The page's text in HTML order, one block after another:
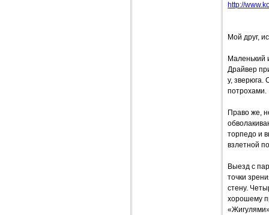
http://
Мой друг,
Маленький
Драйвер
у, зверюга.
потрохами.
Право же,
торпедо и
взлетной
Выезд с
точки
стену.
хорошему